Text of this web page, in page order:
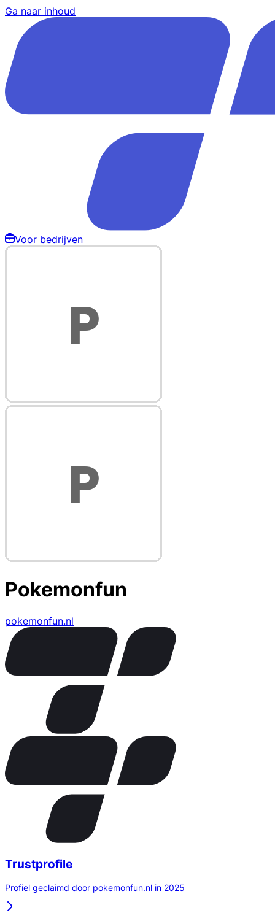
Ga naar inhoud
Voor bedrijven
Pokemonfun
pokemonfun.nl
Trustprofile
Profiel geclaimd door pokemonfun.nl in 2025